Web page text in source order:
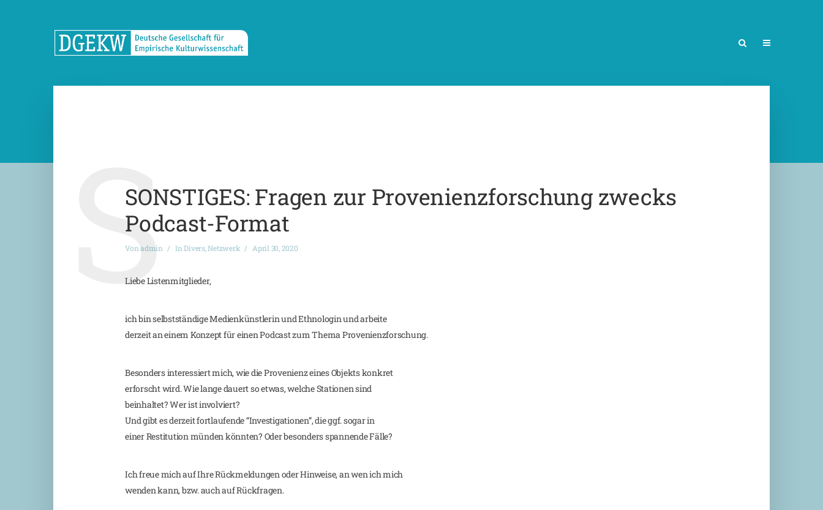
SONSTIGES: Fragen zur Provenienzforschung zwecks
Podcast-Format
Vonadmin InDivers,Netzwerk April 30, 2020
S
Liebe Listenmitglieder,
ich bin selbstständige Medienkünstlerin und Ethnologin und arbeite
derzeit an einem Konzept für einen Podcast zum Thema Provenienzforschung.
Besonders interessiert mich, wie die Provenienz eines Objekts konkret
erforscht wird. Wie lange dauert so etwas, welche Stationen sind
beinhaltet? Wer ist involviert?
Und gibt es derzeit fortlaufende “Investigationen”, die ggf. sogar in
einer Restitution münden könnten? Oder besonders spannende Fälle?
Ich freue mich auf Ihre Rückmeldungen oder Hinweise, an wen ich mich
wenden kann, bzw. auch auf Rückfragen.